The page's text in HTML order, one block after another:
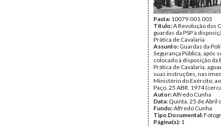
Pasta: 10079.001.003
Título:A Revolução dos
guardas da PSP à
Prática de Cavalaria
Assunto: Guardas da
Segurança Pública, após
colocado à disposição da
Prática de Cavalaria,
suas instruções, nas
Ministério do Exército,
Paço. 25 ABR. 1974
Autor:Alfredo Cunha
Data: Quinta, 25 de Abril
Fundo:Alfredo Cunha
Tipo Documental:
Página(s): 1